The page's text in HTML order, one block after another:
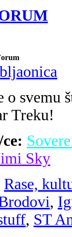
o svemu
Treku!
Sky
Rase,
,
, ST